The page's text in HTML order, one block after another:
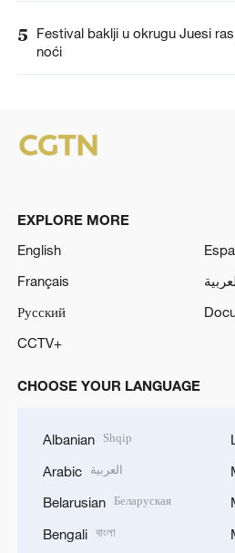
5
Festival baklji u okrugu Juesi
noći
EXPLORE MORE
English
Français
Русский
CCTV+
CHOOSE YOUR LANGUAGE
Albanian Shqip
Arabic العربية
Belarusian Беларуская
Bengali বাংলা